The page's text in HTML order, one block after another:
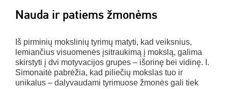
Nauda ir patiems žmonėms
Iš pirminių mokslinių tyrimų matyti, kad veiksnius,
lemiančius visuomenės įsitraukimą į mokslą, galima
skirstyti į dvi motyvacijos grupes – išorinę bei vidinę. I.
Simonaitė pabrėžia, kad piliečių mokslas tuo ir
unikalus – dalyvaudami tyrimuose žmonės gali tiek